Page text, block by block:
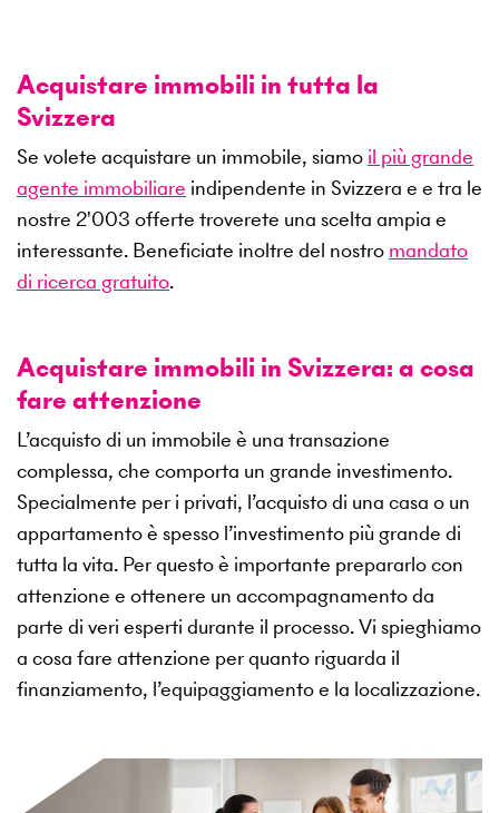
Acquistare immobili in tutta la
Svizzera
Se volete acquistare un immobile, siamo il più grande
agente immobiliare indipendente in Svizzera e e tra le
nostre 2'003 offerte troverete una scelta ampia e
interessante. Beneficiate inoltre del nostro mandato
di ricerca gratuito.
Acquistare immobili in Svizzera: a cosa
fare attenzione
L’acquisto di un immobile è una transazione
complessa, che comporta un grande investimento.
Specialmente per i privati, l’acquisto di una casa o un
appartamento è spesso l’investimento più grande di
tutta la vita. Per questo è importante prepararlo con
attenzione e ottenere un accompagnamento da
parte di veri esperti durante il processo. Vi spieghiamo
a cosa fare attenzione per quanto riguarda il
finanziamento, l’equipaggiamento e la localizzazione.